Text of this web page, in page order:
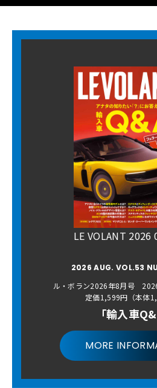
LE VOLANT 2026
2026 AUG. VOL.53
ル・ボラン2026年8月号
定価1,599円（本体
「輸入車
MORE